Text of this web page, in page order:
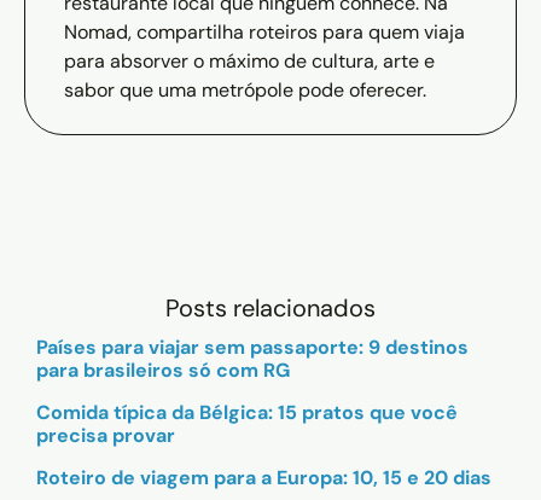
Nomad, compartilha roteiros para quem viaja
para absorver o máximo de cultura, arte e
sabor que uma metrópole pode oferecer.
Posts relacionados
Países para viajar sem passaporte: 9 destinos
para brasileiros só com RG
Comida típica da Bélgica: 15 pratos que você
precisa provar
Roteiro de viagem para a Europa: 10, 15 e 20 dias